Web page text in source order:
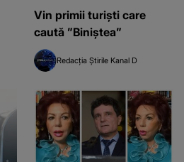
Vin primii turiști care
caută ”Biniștea”
Redacția Știrile Kanal D